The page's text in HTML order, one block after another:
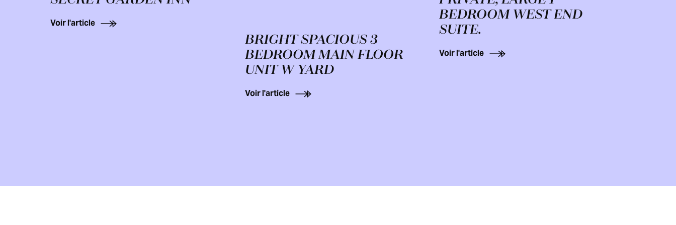
Voir l'article
BRIGHT SPACIOUS 3
BEDROOM MAIN FLOOR
UNIT W YARD
Voir l'article
BEDROOM WEST END
SUITE.
Voir l'article